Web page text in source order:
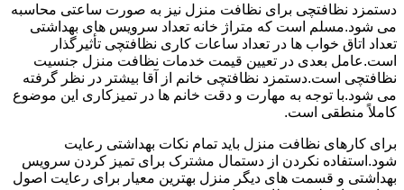
دستمزد نظافتچی برای نظافت منزل نیز به صورت ساعتی محاسبه
می شود.مسلم است که متراژ خانه تعداد سرویس های بهداشتی
تعداد اتاق خواب ها در تعداد ساعات کاری نظافتچی تأثیرگذار
است.عامل بعدی در تعیین قیمت خدمات نظافت منزل جنسیت
نظافتچی است.دستمزد نظافتچی خانم از آقا بیشتر در نظر گرفته
می شود.با توجه به مهارت و دقت خانم ها در تمیزکاری این موضوع
کاملاً منطقی است.
برای کارهای نظافت منزل باید تمام نکات بهداشتی رعایت
شود.استفاده نکردن از دستمال مشترک برای تمیز کردن سرویس
بهداشتی و قسمت های دیگر منزل بهترین معیار برای رعایت اصول